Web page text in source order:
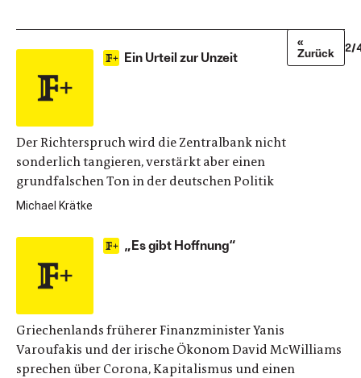
Ein Urteil zur Unzeit
Der Richterspruch wird die Zentralbank nicht
sonderlich tangieren, verstärkt aber einen
grundfalschen Ton in der deutschen Politik
Michael Krätke
„Es gibt Hoffnung“
Griechenlands früherer Finanzminister Yanis
Varoufakis und der irische Ökonom David McWilliams
sprechen über Corona, Kapitalismus und einen
«
Zurück
2/